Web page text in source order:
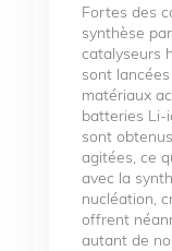
Fortes des
synthèse
catalyseurs
sont
matériaux
batteries Li-
sont
agitées, ce
avec la
nucléation,
offrent
autant de